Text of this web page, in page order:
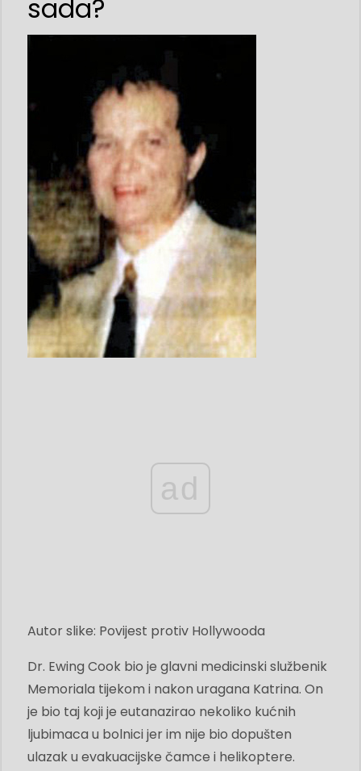
sada?
ad
Autor slike: Povijest protiv Hollywooda
Dr. Ewing Cook bio je glavni medicinski službenik
Memoriala tijekom i nakon uragana Katrina. On
je bio taj koji je eutanazirao nekoliko kućnih
ljubimaca u bolnici jer im nije bio dopušten
ulazak u evakuacijske čamce i helikoptere.